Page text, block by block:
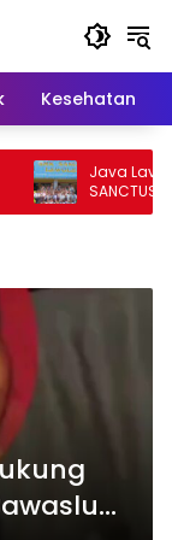
Kesehatan
Java Lava Group
SANCTUS
dan Budaya